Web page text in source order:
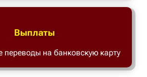
Выплаты
переводы на банковскую карту